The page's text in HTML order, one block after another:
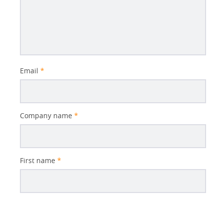
Email *
Company name *
First name *